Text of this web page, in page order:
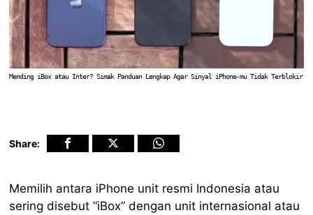
Mending iBox atau Inter? Simak Panduan Lengkap Agar Sinyal iPhone-mu Tidak Terblokir
Share:
Memilih antara iPhone unit resmi Indonesia atau
sering disebut “iBox” dengan unit internasional atau